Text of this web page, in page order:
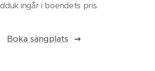
ingår i boendets pris.
Boka sängplats